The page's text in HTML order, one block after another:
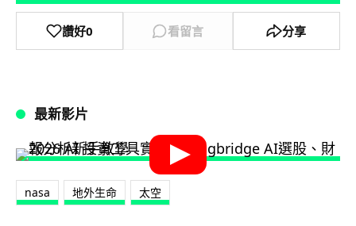
讚好0 看留言 分享
最新影片
nasa 地外生命 太空